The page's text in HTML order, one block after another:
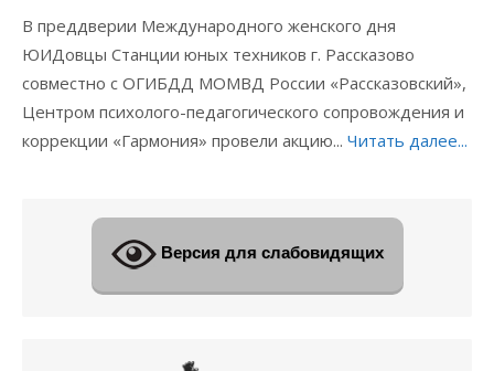
В преддверии Международного женского дня
ЮИДовцы Станции юных техников г. Рассказово
совместно с ОГИБДД МОМВД России «Рассказовский»,
Центром психолого-педагогического сопровождения и
коррекции «Гармония» провели акцию... Читать далее...
Версия для слабовидящих